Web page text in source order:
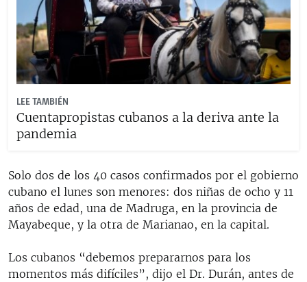
LEE TAMBIÉN
Cuentapropistas cubanos a la deriva ante la
pandemia
Solo dos de los 40 casos confirmados por el gobierno
cubano el lunes son menores: dos niñas de ocho y 11
años de edad, una de Madruga, en la provincia de
Mayabeque, y la otra de Marianao, en la capital.
Los cubanos “debemos prepararnos para los
momentos más difíciles”, dijo el Dr. Durán, antes de